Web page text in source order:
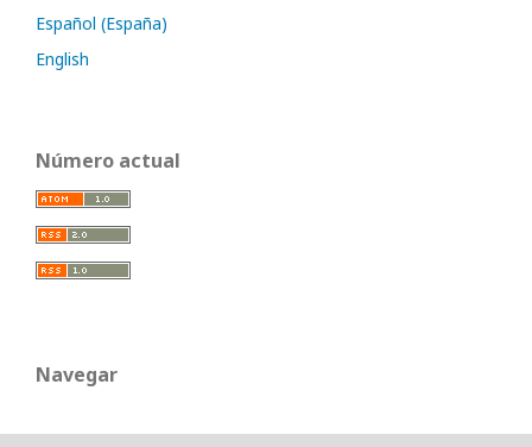
Español (España)
English
Número actual
Navegar